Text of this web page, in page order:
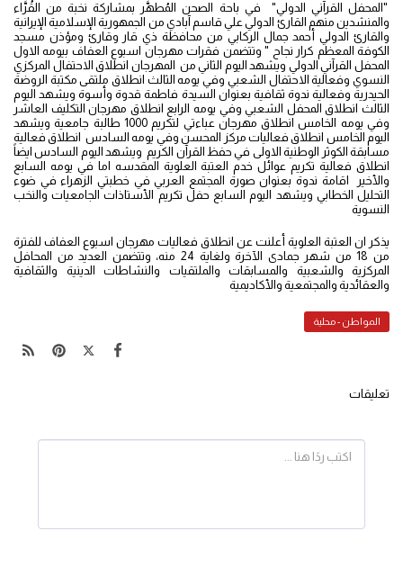
"المحفل القرآني الدولي" في باحة الصحن المُطهَّر بمشاركة نخبة من القُرَّاء
والمنشدين منهم القارئ الدولي علي قاسم آبادي من الجمهورية الإسلامية الإيرانية
والقارئ الدولي أحمد جمال الركابي من محافظة ذي قار وقارئ ومؤذن مسجد
الكوفة المعظم كرار نجاح " وتتضمن فقرات مهرجان اسبوع العفاف بيومه الاول
المحفل القرآني الدولي ويشهد اليوم الثاني من المهرجان انطلاق الاحتفال المركزي
النسوي وفعالية الاحتفال الشعبي وفي يومه الثالث انطلاق ملتقى مكتبة الروضة
الحيدرية وفعالية ندوة ثقافية بعنوان السيدة فاطمة قدوة وأسوة ويشهد اليوم
الثالث انطلاق المحفل الشعبي وفي يومه الرابع انطلاق مهرجان التكليف العاشر
وفي يومه الخامس انطلاق مهرجان عباءتي لتكريم 1000 طالبة جامعية ويشهد
اليوم الخامس انطلاق فعاليات مركز المحسن وفي يومه السادس انطلاق فعالية
مسابقة الكوثر الوطنية الاولى في حفظ القرآن الكريم ويشهد اليوم السادس ايضاً
انطلاق فعالية تكريم عوائل خدم العتبة العلوية المقدسه اما في يومه السابع
والأخير اقامة ندوة بعنوان صورة المجتمع العربي في خطبتي الزهراء في ضوء
التحليل الخطابي ويشهد اليوم السابع حفل تكريم الأستاذات الجامعيات والنخب
النسوية
يذكر ان العتبة العلوية أعلنت عن انطلاق فعاليات مهرجان اسبوع العفاف للفترة
من 18 من شهر جمادى الآخرة ولغاية 24 منه، وتتضمن العديد من المحافل
المركزية والشعبية والمسابقات والملتقيات والنشاطات الدينية والثقافية
والعقائدية والمجتمعية والأكاديمية
المواطن - محلية
تعليقات